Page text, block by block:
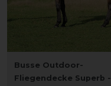
Busse Outdoor-
Fliegendecke Superb -